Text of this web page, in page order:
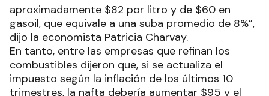
aproximadamente $82 por litro y de $60 en
gasoil, que equivale a una suba promedio de 8%”,
dijo la economista Patricia Charvay.
En tanto, entre las empresas que refinan los
combustibles dijeron que, si se actualiza el
impuesto según la inflación de los últimos 10
trimestres, la nafta debería aumentar $95 y el